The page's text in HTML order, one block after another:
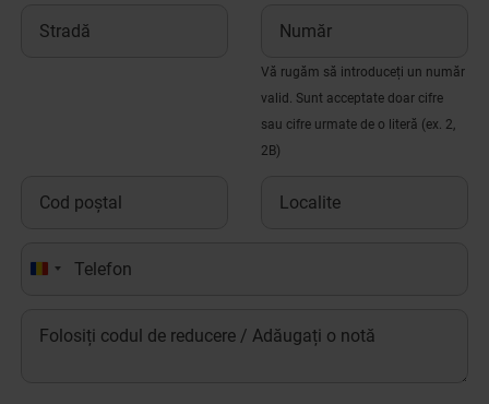
Stradă Număr
Vă rugăm să introduceți un număr
valid. Sunt acceptate doar cifre
sau cifre urmate de o literă (ex. 2,
2B)
Localite
Cod poștal
Telefon
România
Folosiți codul de reducere / Adăugați o notă